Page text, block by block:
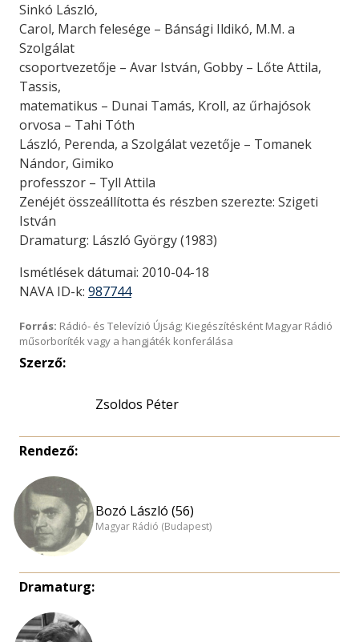
Sinkó László,
Carol, March felesége – Bánsági Ildikó, M.M. a
Szolgálat
csoportvezetője – Avar István, Gobby – Lőte Attila,
Tassis,
matematikus – Dunai Tamás, Kroll, az űrhajósok
orvosa – Tahi Tóth
László, Perenda, a Szolgálat vezetője – Tomanek
Nándor, Gimiko
professzor – Tyll Attila
Zenéjét összeállította és részben szerezte: Szigeti
István
Dramaturg: László György (1983)
Ismétlések dátumai: 2010-04-18
NAVA ID-k: 987744
Forrás: Rádió- és Televízió Újság; Kiegészítésként Magyar Rádió
műsorboríték vagy a hangjáték konferálása
Szerző:
Zsoldos Péter
Rendező:
Bozó László (56)
Magyar Rádió (Budapest)
Dramaturg: